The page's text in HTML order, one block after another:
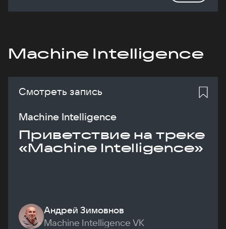
Machine Intelligence
Смотреть запись
Machine Intelligence
Приветствие на треке
«Machine Intelligence»
Андрей Зимовнов
Machine Intelligence VK